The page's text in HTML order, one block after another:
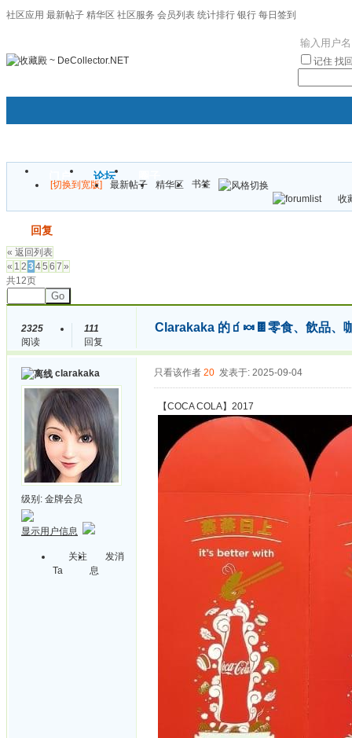
社区应用 最新帖子 精华区 社区服务 会员列表 统计排行 银行 每日签到
记住 找
门户 论坛
[切换到宽版] 最新帖子 精华区
书签
收
回复
« 返回列表
« 1 2 345 6 7 »
共12页
Go
2325
阅读
111
回复
Clarakaka 的🧃🍬🍫零食、飲品、
clarakaka
级别: 金牌会员
显示用户信息
关注
Ta
发消
息
只看该作者 20 发表于: 2025-09-04
【COCA COLA】2017